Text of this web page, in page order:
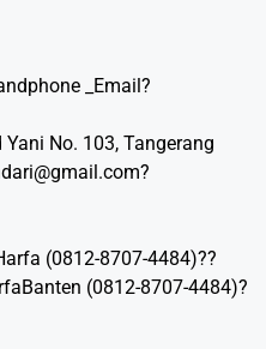
_Email?
No. 103, Tangerang
?
(0812-8707-4484)??
(0812-8707-4484)?